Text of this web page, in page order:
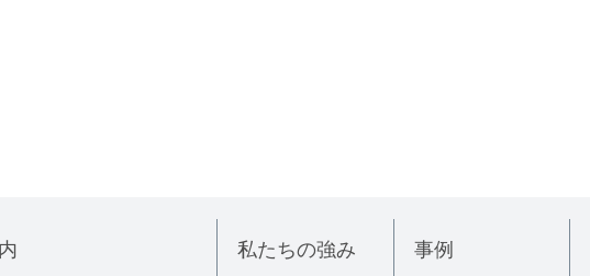
私たちの強み 事例